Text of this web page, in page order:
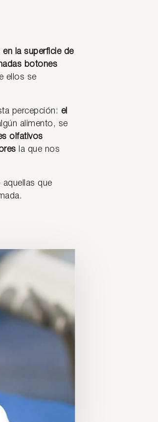
la superficie de
botones
ellos se
percepción: el
alimento, se
olfativos
la que nos
aquellas que